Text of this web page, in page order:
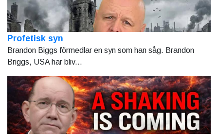
Profetisk syn
Brandon Biggs förmedlar en syn som han såg. Brandon
Briggs, USA har bliv...